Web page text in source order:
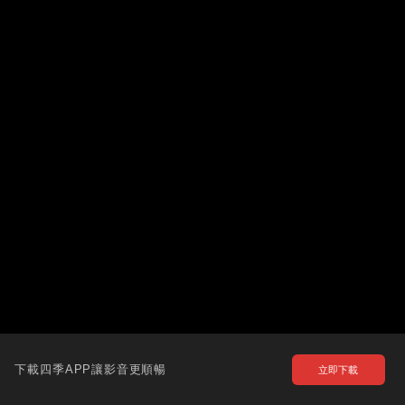
下載四季APP讓影音更順暢 立即下載